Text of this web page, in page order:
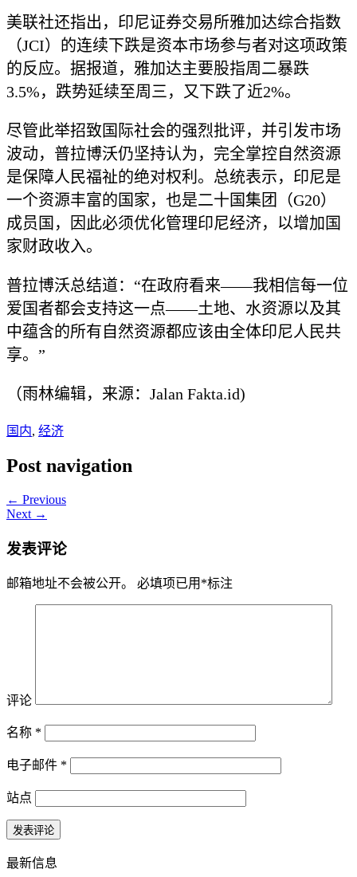
美联社还指出，印尼证券交易所雅加达综合指数
（JCI）的连续下跌是资本市场参与者对这项政策
的反应。据报道，雅加达主要股指周二暴跌
3.5%，跌势延续至周三，又下跌了近2%。
尽管此举招致国际社会的强烈批评，并引发市场
波动，普拉博沃仍坚持认为，完全掌控自然资源
是保障人民福祉的绝对权利。总统表示，印尼是
一个资源丰富的国家，也是二十国集团（G20）
成员国，因此必须优化管理印尼经济，以增加国
家财政收入。
普拉博沃总结道：“在政府看来——我相信每一位
爱国者都会支持这一点——土地、水资源以及其
中蕴含的所有自然资源都应该由全体印尼人民共
享。”
（雨林编辑，来源：Jalan Fakta.id)
国内, 经济
Post navigation
← Previous
Next →
发表评论
邮箱地址不会被公开。 必填项已用 *标注
评论
名称 *
电子邮件 *
站点
最新信息